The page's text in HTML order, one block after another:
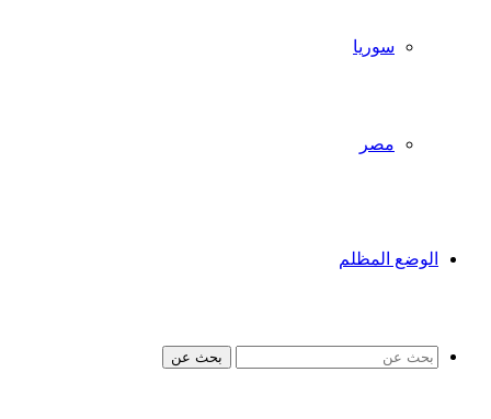
سوريا
مصر
الوضع المظلم
بحث عن